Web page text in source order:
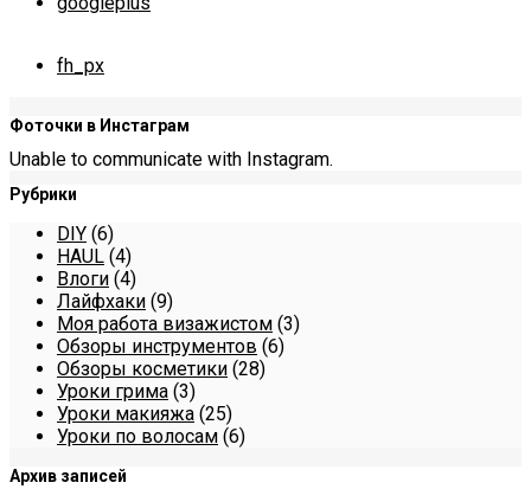
fh_px
Фоточки в Инстаграм
Unable to communicate with Instagram.
Рубрики
DIY (6)
HAUL (4)
Влоги (4)
Лайфхаки (9)
Моя работа визажистом (3)
Обзоры инструментов (6)
Обзоры косметики (28)
Уроки грима (3)
Уроки макияжа (25)
Уроки по волосам (6)
Архив записей